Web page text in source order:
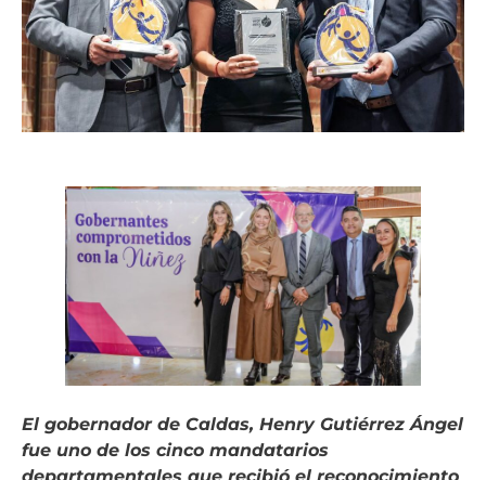
El gobernador de Caldas, Henry Gutiérrez Ángel
fue uno de los cinco mandatarios